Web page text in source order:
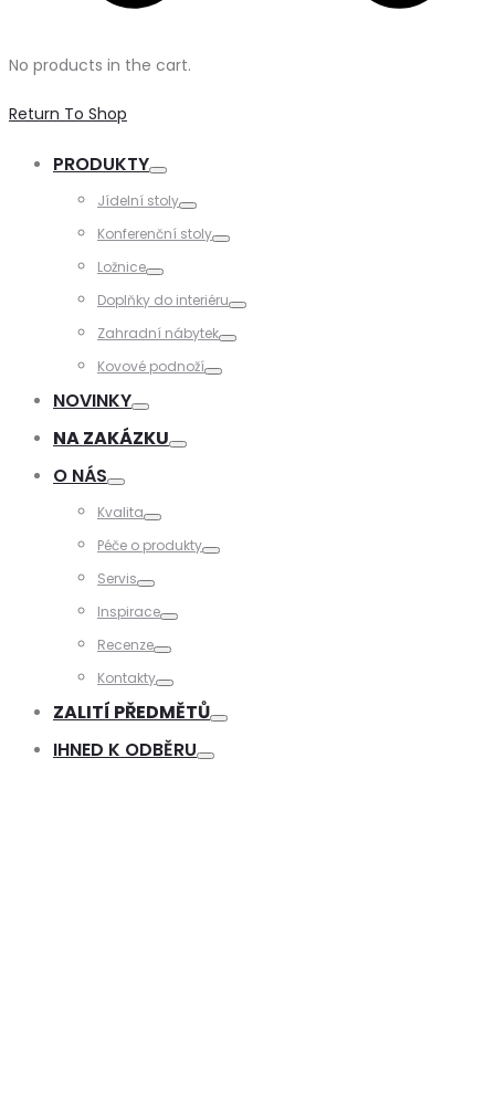
No products in the cart.
Return To Shop
PRODUKTY
Jídelní stoly
Konferenční stoly
Ložnice
Doplňky do interiéru
Zahradní nábytek
Kovové podnoží
NOVINKY
NA ZAKÁZKU
O NÁS
Kvalita
Péče o produkty
Servis
Inspirace
Recenze
Kontakty
Toggle
ZALITÍ PŘEDMĚTŮ
IHNED K ODBĚRU